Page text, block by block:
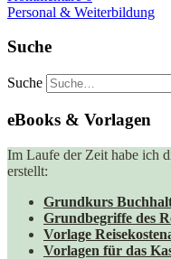
Personal & Weiterbildung
Suche
Suche
eBooks & Vorlagen
Im Laufe der Zeit habe ich
erstellt:
Grundkurs
Grundbegriffe des
Vorlage
Vorlagen für das